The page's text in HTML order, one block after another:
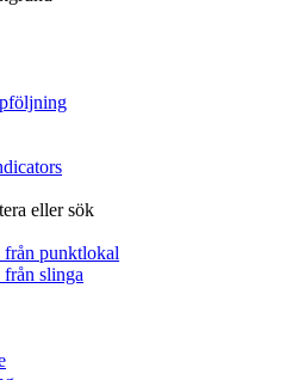
eller sök
från punktlokal
från slinga